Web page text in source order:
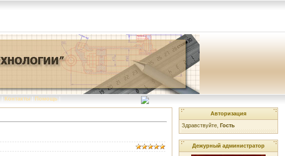
| Контакты | Помощь |
Авторизация
Здравствуйте, Гость
Дежурный администратор